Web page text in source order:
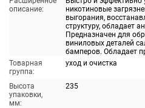
описание:
никотиновые
выгорания,
структуру, обладает
Предназначен для
виниловых деталей
бамперов. Обладает
Товарная
группа:
уход и очистка
Высота
упаковки,
мм:
235